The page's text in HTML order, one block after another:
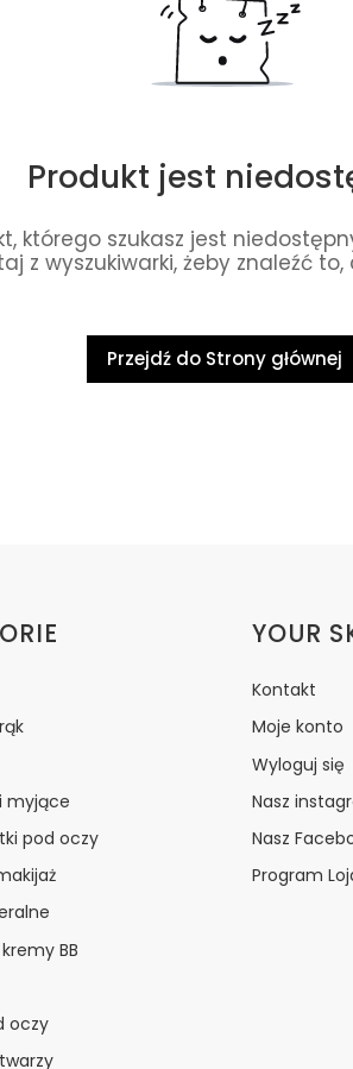
Produkt jest
którego szukasz jest
z wyszukiwarki, żeby znaleźć
Przejdź do Strony głównej
myjące
pod oczy
BB
oczy
YOUR
Kontakt
Moje konto
Wyloguj się
Nasz
Nasz
Program